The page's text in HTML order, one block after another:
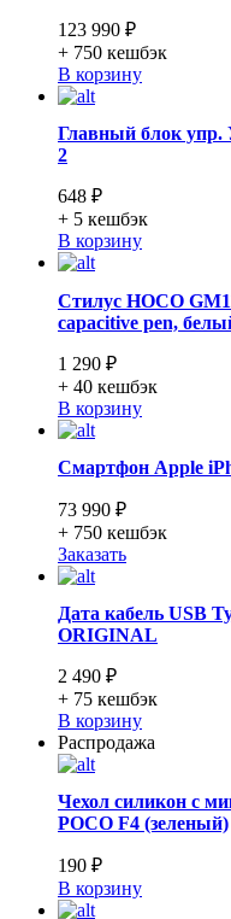
123 990 ₽
+ 750 кешбэк
В корзину
Главный блок упр.
2
648 ₽
+ 5 кешбэк
В корзину
Стилус HOCO
capacitive pen,
1 290 ₽
+ 40 кешбэк
В корзину
Смартфон Apple
73 990 ₽
+ 750 кешбэк
Заказать
Дата кабель USB
ORIGINAL
2 490 ₽
+ 75 кешбэк
В корзину
Распродажа
Чехол силикон с
POCO F4 (зеленый)
190 ₽
В корзину